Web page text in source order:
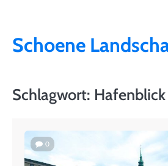
contentSchoene
Schlagwort:
0